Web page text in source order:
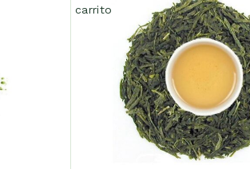
carrito